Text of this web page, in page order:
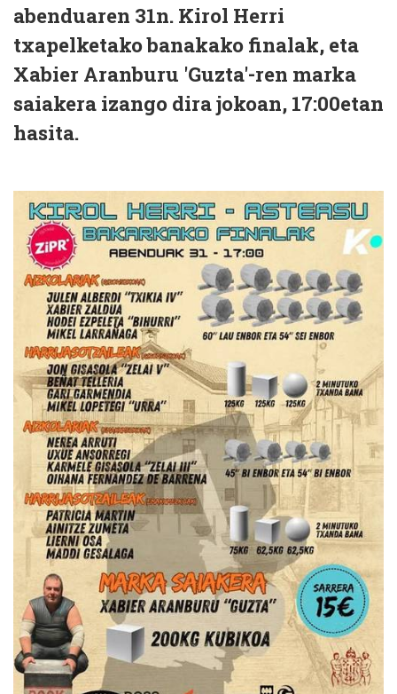
abenduaren 31n. Kirol Herri
txapelketako banakako finalak, eta
Xabier Aranburu 'Guzta'-ren marka
saiakera izango dira jokoan, 17:00etan
hasita.